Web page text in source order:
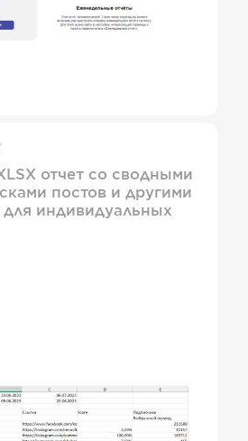
отчет со сводными
постов и другими
для индивидуальных